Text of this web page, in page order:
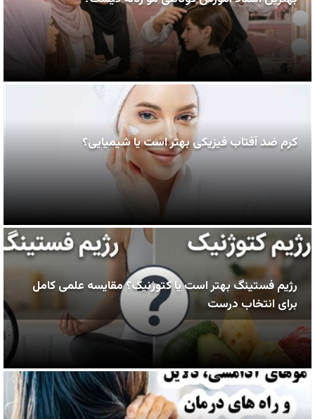
کرم ضد آفتاب فیزیکی بهتر است یا شیمیایی؟
رژیم فستینگ بهتر است یا کتوژنیک؟ مقایسه علمی کامل
برای انتخاب درست